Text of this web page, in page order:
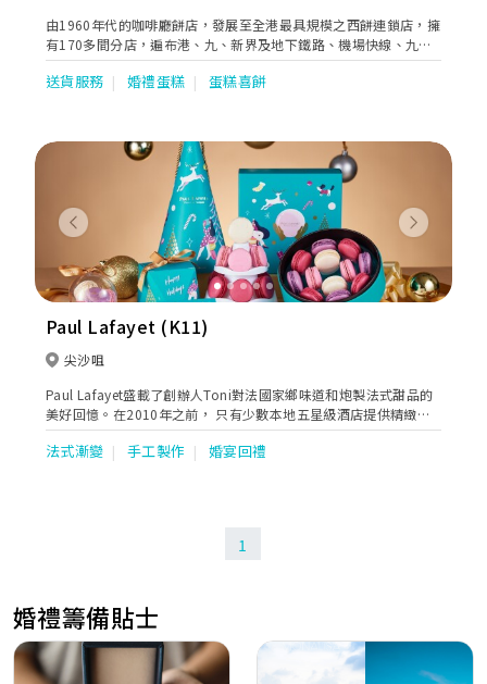
由1960年代的咖啡廳餅店，發展至全港最具規模之西餅連鎖店，擁
有170多間分店，遍布港、九、新界及地下鐵路、機場快線、九廣
鐵路沿線。美心西餅本著「用心為您 創新滋味」的概念，提供高質
素但大眾化價錢的產品。
送貨服務 婚禮蛋糕 蛋糕喜餅
Previous Next
Paul Lafayet (K11)
尖沙咀
Paul Lafayet盛載了創辦人Toni對法國家鄉味道和炮製法式甜品的
美好回憶。在2010年之前， 只有少數本地五星級酒店提供精緻法
式甜品。Toni看準這個契機，在香港展開法式甜品業務，令更多人
欣賞到這種難能可貴的美點。
法式漸變 手工製作 婚宴回禮
1
婚禮籌備貼士